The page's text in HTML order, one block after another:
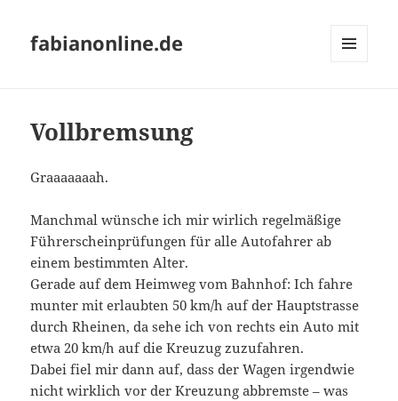
fabianonline.de
Vollbremsung
Graaaaaaah.
Manchmal wünsche ich mir wirlich regelmäßige
Führerscheinprüfungen für alle Autofahrer ab
einem bestimmten Alter.
Gerade auf dem Heimweg vom Bahnhof: Ich fahre
munter mit erlaubten 50 km/h auf der Hauptstrasse
durch Rheinen, da sehe ich von rechts ein Auto mit
etwa 20 km/h auf die Kreuzug zuzufahren.
Dabei fiel mir dann auf, dass der Wagen irgendwie
nicht wirklich vor der Kreuzung abbremste – was